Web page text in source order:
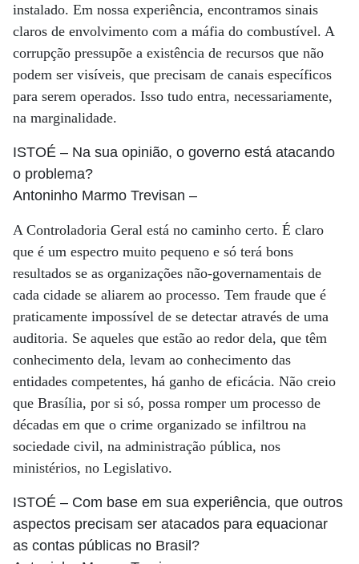
instalado. Em nossa experiência, encontramos sinais
claros de envolvimento com a máfia do combustível. A
corrupção pressupõe a existência de recursos que não
podem ser visíveis, que precisam de canais específicos
para serem operados. Isso tudo entra, necessariamente,
na marginalidade.
ISTOÉ – Na sua opinião, o governo está atacando
o problema?
Antoninho Marmo Trevisan –
A Controladoria Geral está no caminho certo. É claro
que é um espectro muito pequeno e só terá bons
resultados se as organizações não-governamentais de
cada cidade se aliarem ao processo. Tem fraude que é
praticamente impossível de se detectar através de uma
auditoria. Se aqueles que estão ao redor dela, que têm
conhecimento dela, levam ao conhecimento das
entidades competentes, há ganho de eficácia. Não creio
que Brasília, por si só, possa romper um processo de
décadas em que o crime organizado se infiltrou na
sociedade civil, na administração pública, nos
ministérios, no Legislativo.
ISTOÉ – Com base em sua experiência, que outros
aspectos precisam ser atacados para equacionar
as contas públicas no Brasil?